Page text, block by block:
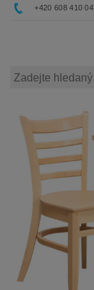
+420 608 410